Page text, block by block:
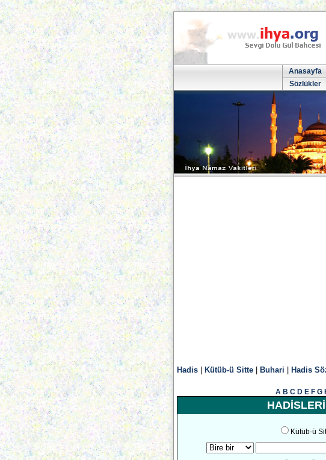
Anasayfa
Sözlükler
Hadis Kütüb-ü Sitte Buhari Hadis
A B C D E F G
Kütüb-ü